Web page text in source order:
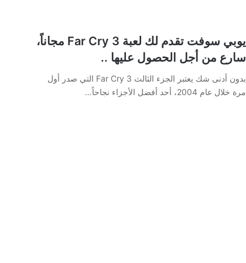
يوبي سوفت تقدم لك لعبة Far Cry 3 مجاناً،
سارع من أجل الحصول عليها ..
بدون أدنى شك يعتبر الجزء الثالث Far Cry 3 التي صدر أول
مرة خلال عام 2004، أحد أفضل الأجزاء نجاحاً…